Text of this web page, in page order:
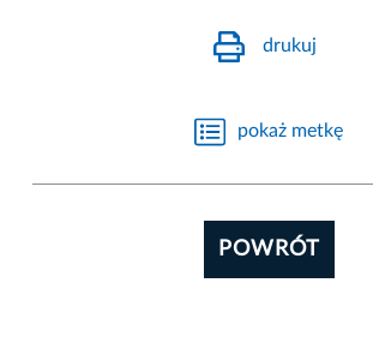
drukuj
pokaż metkę
POWRÓT